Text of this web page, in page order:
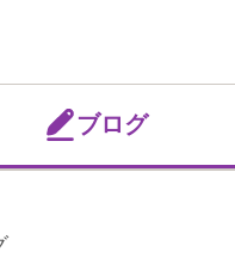
ブログ